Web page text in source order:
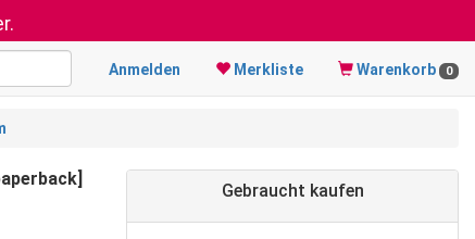
Anmelden Merkliste Warenkorb 0
Gebraucht kaufen